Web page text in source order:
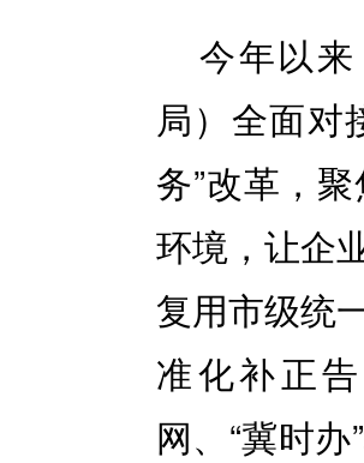
今年以
局）全面对
务”改革，
环境，让企
复用市级统
准化补正
网、“冀时